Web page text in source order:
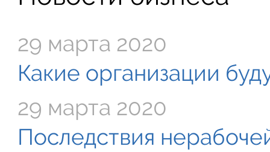
29 марта 2020
Какие организации
29 марта 2020
Последствия